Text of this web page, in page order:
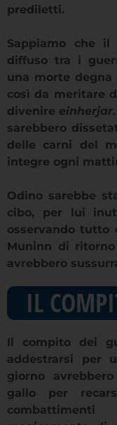
prediletti.
Sappiamo che il
diffuso tra i
una morte
così da meritare
divenire einherjar.
sarebbero
delle carni del
integre ogni
Odino sarebbe
cibo, per lui
osservando
Muninn di
avrebbero
IL
Il compito dei
addestrarsi per
giorno
gallo per